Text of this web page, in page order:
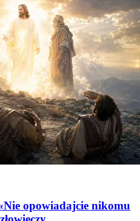
opowiadajcie nikomu